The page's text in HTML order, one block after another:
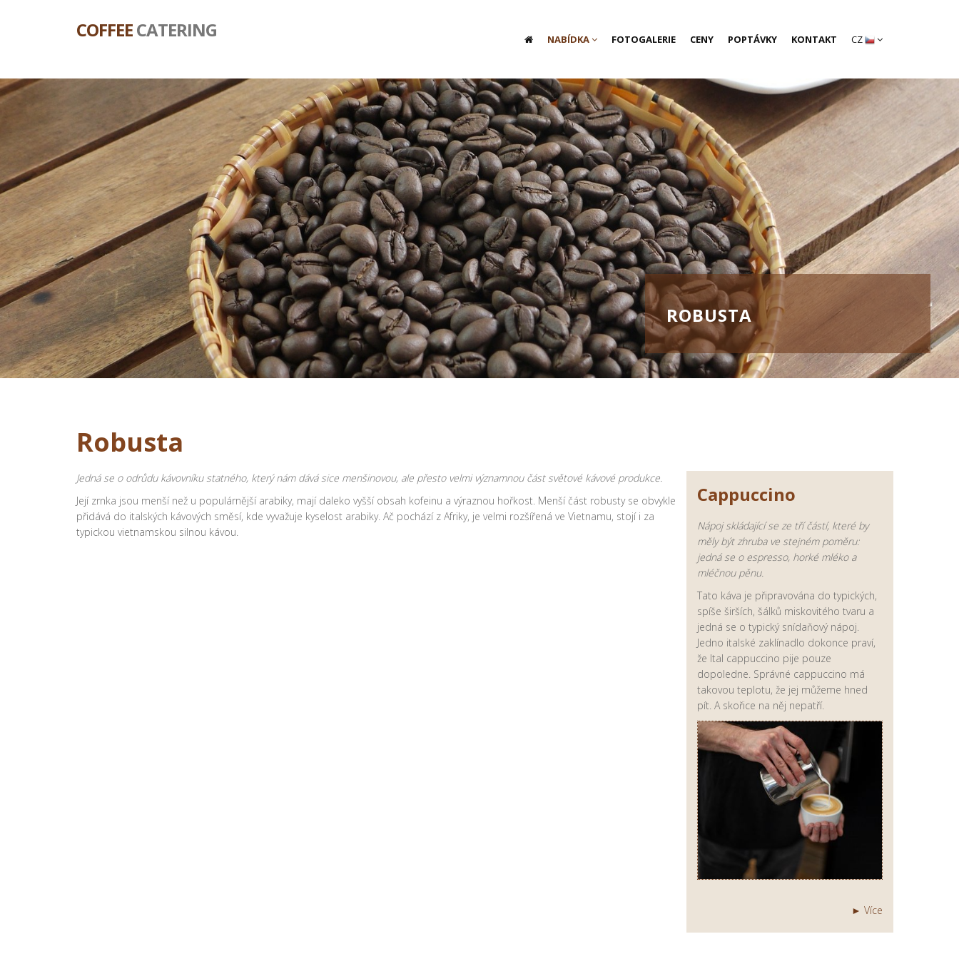
COFFEECATERING NABÍDKA FOTOGALERIE CENY POPTÁVKY KONTAKT CZ
ROBUSTA
Cappuccino
Nápoj skládající se ze tří částí, které by
měly být zhruba ve stejném poměru:
jedná se o espresso, horké mléko a
mléčnou pěnu.
Tato káva je připravována do typických,
spíše širších, šálků miskovitého tvaru a
jedná se o typický snídaňový nápoj.
Jedno italské zaklínadlo dokonce praví,
že Ital cappuccino pije pouze
dopoledne. Správné cappuccino má
takovou teplotu, že jej můžeme hned
pít. A skořice na něj nepatří.
► Více
Robusta
Jedná se o odrůdu kávovníku statného, který nám dává sice menšinovou, ale přesto velmi významnou část světové kávové produkce.
Její zrnka jsou menší než u populárnější arabiky, mají daleko vyšší obsah kofeinu a výraznou hořkost. Menší část robusty se obvykle
přidává do italských kávových směsí, kde vyvažuje kyselost arabiky. Ač pochází z Afriky, je velmi rozšířená ve Vietnamu, stojí i za
typickou vietnamskou silnou kávou.